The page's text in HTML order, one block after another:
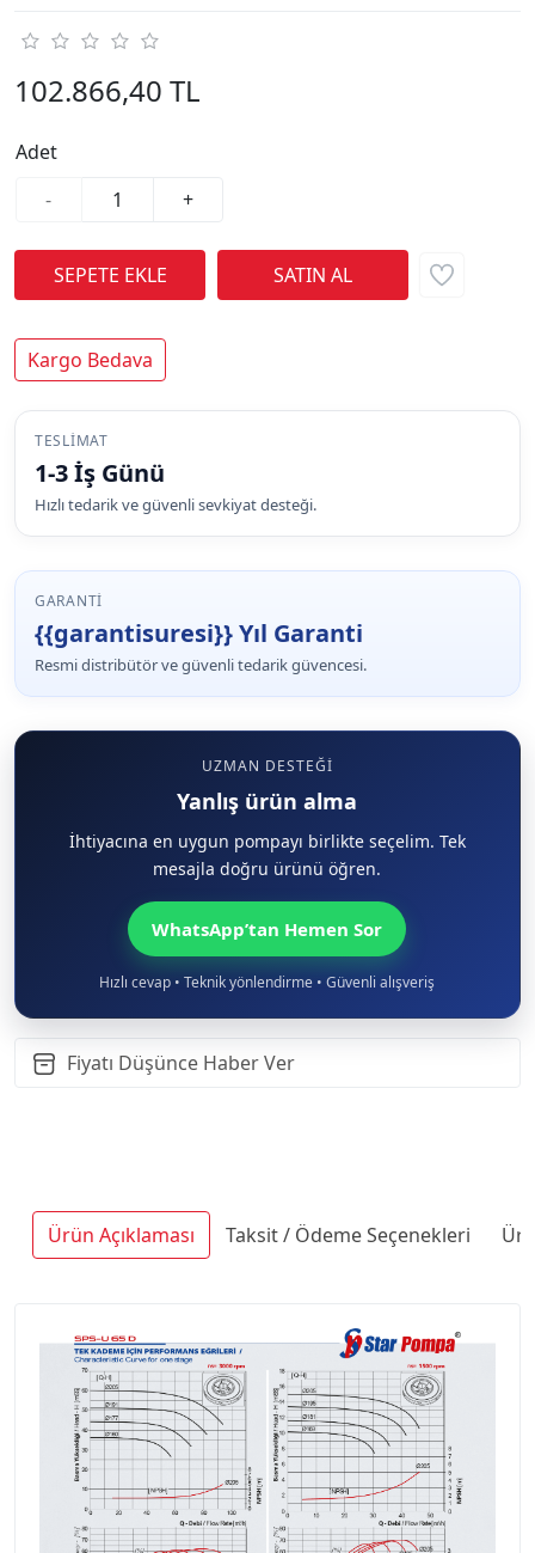
102.866,40 TL
Adet
-
+
Kargo Bedava
TESLIMAT
1-3 İş Günü
Hızlı tedarik ve güvenli sevkiyat desteği.
GARANTI
{{garantisuresi}} Yıl Garanti
Resmi distribütör ve güvenli tedarik güvencesi.
UZMAN DESTEĞI
Yanlış ürün alma
İhtiyacına en uygun pompayı birlikte seçelim. Tek
mesajla doğru ürünü öğren.
WhatsApp’tan Hemen Sor
Hızlı cevap • Teknik yönlendirme • Güvenli alışveriş
Fiyatı Düşünce Haber Ver
Ürün Açıklaması Taksit / Ödeme Seçenekleri